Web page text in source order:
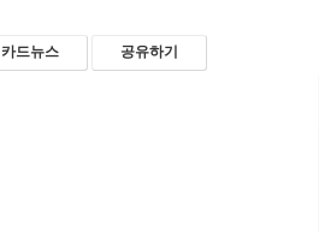
카드뉴스 공유하기